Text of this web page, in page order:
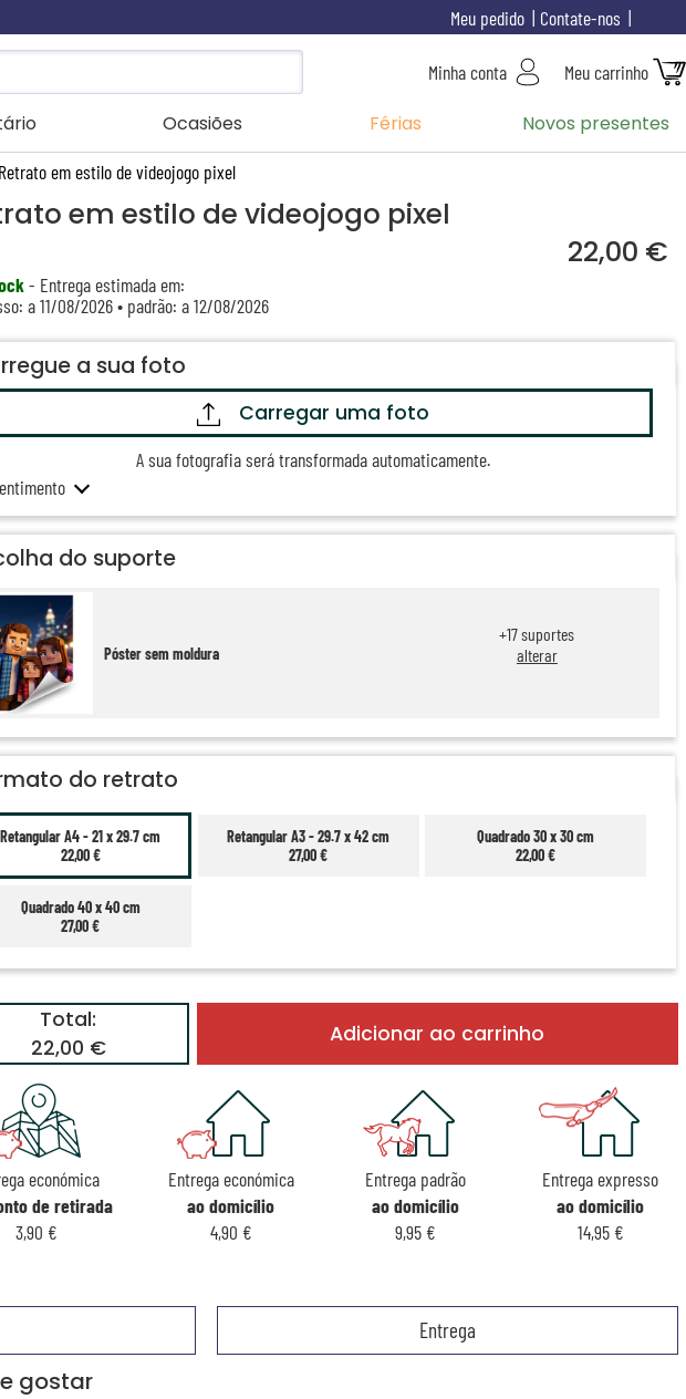
Contate-nos
Meu pedido
Minha conta Meu carrinho
Ocasiões Férias Novos presentes
Retrato em estilo de videojogo pixel
em estilo de videojogo pixel
22,00 €
- Entrega estimada em:
a 11/08/2026 • padrão: a 12/08/2026
a sua foto
Carregar uma foto
A sua fotografia será transformada automaticamente.
do suporte
Póster sem moldura
+17suportes
alterar
do retrato
Retangular A4 - 21 x 29.7 cm
22,00 €
Retangular A3 - 29.7 x 42 cm
27,00 €
Quadrado 30 x 30 cm
22,00 €
Quadrado 40 x 40 cm
27,00 €
Total:
22,00 €
Adicionar ao carrinho
económica
de retirada
3,90 €
Entrega económica
ao domicílio
4,90 €
Entrega padrão
ao domicílio
9,95 €
Entrega expresso
ao domicílio
14,95 €
Entrega
gostar